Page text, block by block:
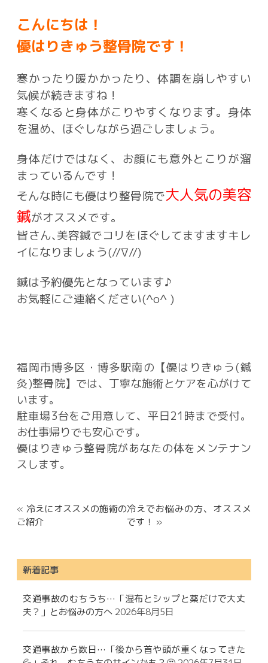
こんにちは！
優はりきゅう整骨院です！
寒かったり暖かかったり、体調を崩しやすい
気候が続きますね！
寒くなると身体がこりやすくなります。身体
を温め、ほぐしながら過ごしましょう。
身体だけではなく、お顔にも意外とこりが溜
まっているんです！
そんな時にも優はり整骨院で大人気の美容
鍼がオススメです。
皆さん､美容鍼でコリをほぐしてますますキレ
イになりましょう(//∇//)
鍼は予約優先となっています♪
お気軽にご連絡ください(^о^ )
福岡市博多区・博多駅南の【優はりきゅう(鍼
灸)整骨院】では、丁寧な施術とケアを心がけて
います。
駐車場3台をご用意して、平日21時まで受付。
お仕事帰りでも安心です。
優はりきゅう整骨院があなたの体をメンテナン
スします。
« 冷えにオススメの施術の
ご紹介
冷えでお悩みの方、オススメ
です！ »
新着記事
交通事故のむちうち…「湿布とシップと薬だけで大丈
夫？」とお悩みの方へ 2026年8月5日
交通事故から数日…「後から首や頭が重くなってきた